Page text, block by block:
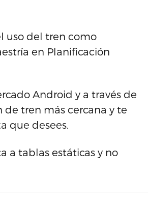
uso del tren como
en Planificación
Android y a través de
de tren más cercana y te
que desees.
a tablas estáticas y no